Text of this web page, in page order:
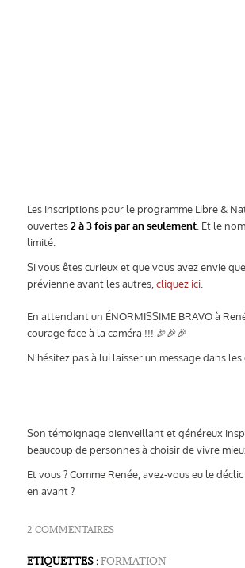
Les inscriptions pour le programme Libre &
ouvertes2 à 3 fois par an seulement. Et le
limité.
Si vous êtes curieux et que vous avez envie
prévienne avant les autres, cliquez ici.
En attendant un ÉNORMISSIME BRAVO à
courage face à la caméra !!! 🎉🎉🎉
N’hésitez pas à lui laisser un message dans
Son témoignage bienveillant et généreux
beaucoup de personnes à choisir de vivre
Et vous ? Comme Renée, avez-vous eu le
en avant ?
2 COMMENTAIRES
ETIQUETTES : FORMATION